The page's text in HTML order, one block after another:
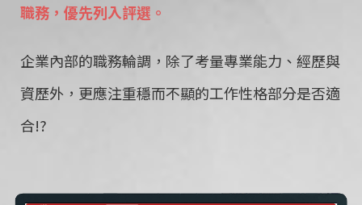
職務，優先列入評選。
企業內部的職務輪調，除了考量專業能力、經歷與
資歷外，更應注重穩而不顯的工作性格部分是否適
合!?